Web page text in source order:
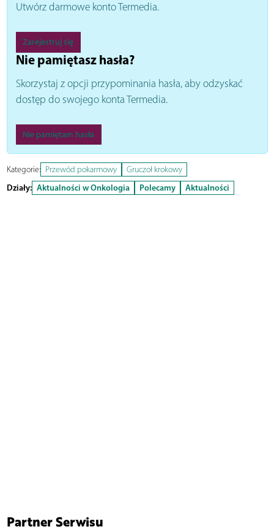
Utwórz darmowe konto Termedia.
Zarejestruj się
Nie pamiętasz hasła?
Skorzystaj z opcji przypominania hasła, aby odzyskać
dostęp do swojego konta Termedia.
Nie pamiętam hasła
Kategorie: Przewód pokarmowy Gruczoł krokowy
Działy: Aktualności w Onkologia Polecamy Aktualności
Partner Serwisu